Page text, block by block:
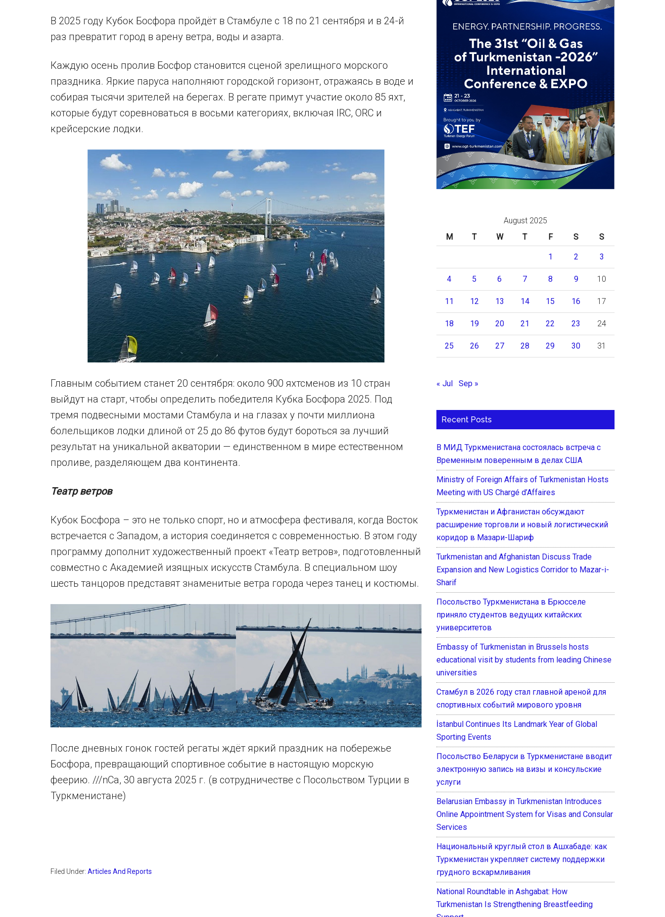
В 2025 году Кубок Босфора пройдёт в Стамбуле с 18 по 21 сентября и в 24-й
раз превратит город в арену ветра, воды и азарта.
Каждую осень пролив Босфор становится сценой зрелищного морского
праздника. Яркие паруса наполняют городской горизонт, отражаясь в воде и
собирая тысячи зрителей на берегах. В регате примут участие около 85 яхт,
которые будут соревноваться в восьми категориях, включая IRC, ORC и
крейсерские лодки.
Главным событием станет 20 сентября: около 900 яхтсменов из 10 стран
выйдут на старт, чтобы определить победителя Кубка Босфора 2025. Под
тремя подвесными мостами Стамбула и на глазах у почти миллиона
болельщиков лодки длиной от 25 до 86 футов будут бороться за лучший
результат на уникальной акватории — единственном в мире естественном
проливе, разделяющем два континента.
Театр ветров
Кубок Босфора – это не только спорт, но и атмосфера фестиваля, когда Восток
встречается с Западом, а история соединяется с современностью. В этом году
программу дополнит художественный проект «Театр ветров», подготовленный
совместно с Академией изящных искусств Стамбула. В специальном шоу
шесть танцоров представят знаменитые ветра города через танец и костюмы.
После дневных гонок гостей регаты ждёт яркий праздник на побережье
Босфора, превращающий спортивное событие в настоящую морскую
феерию. ///nCa, 30 августа 2025 г. (в сотрудничестве с Посольством Турции в
Туркменистане)
Filed Under: Articles And Reports
August 2025
M
T W T F S S
1 2 3
4 5 6 7 8 9 10
11 12 13 14 15 16 17
18 19 20 21 22 23 24
25 26 27 28 29 30 31
« Jul Sep »
Recent Posts
В МИД Туркменистана состоялась встреча с
Временным поверенным в делах США
Ministry of Foreign Affairs of Turkmenistan Hosts
Meeting with US Chargé d’Affaires
Туркменистан и Афганистан обсуждают
расширение торговли и новый логистический
коридор в Мазари-Шариф
Turkmenistan and Afghanistan Discuss Trade
Expansion and New Logistics Corridor to Mazar-i-
Sharif
Посольство Туркменистана в Брюсселе
приняло студентов ведущих китайских
университетов
Embassy of Turkmenistan in Brussels hosts
educational visit by students from leading Chinese
universities
Стамбул в 2026 году стал главной ареной для
спортивных событий мирового уровня
İstanbul Continues Its Landmark Year of Global
Sporting Events
Посольство Беларуси в Туркменистане вводит
электронную запись на визы и консульские
услуги
Belarusian Embassy in Turkmenistan Introduces
Online Appointment System for Visas and Consular
Services
Национальный круглый стол в Ашхабаде: как
Туркменистан укрепляет систему поддержки
грудного вскармливания
National Roundtable in Ashgabat: How
Turkmenistan Is Strengthening Breastfeeding